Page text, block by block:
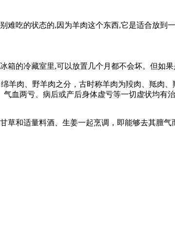
吃的状态的,因为羊肉这个东西,它是适合放到一
的冷藏室里,可以放置几个月都不会坏。但如果
羊肉、野羊肉之分，古时称羊肉为羖肉、羝肉
血两亏、病后或产后身体虚亏等一切虚状均有
和适量料酒、生姜一起烹调，即能够去其膻气